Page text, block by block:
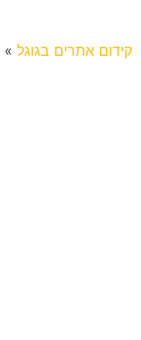
קידום אתרים בגוגל »